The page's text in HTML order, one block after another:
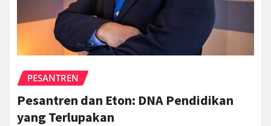
PESANTREN
Pesantren dan Eton: DNA Pendidikan
yang Terlupakan